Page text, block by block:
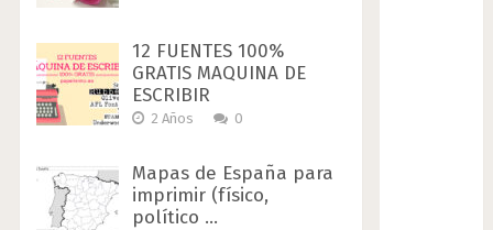
12 FUENTES 100%
GRATIS MAQUINA DE
ESCRIBIR
2 Años 0
Mapas de España para
imprimir (físico,
político …